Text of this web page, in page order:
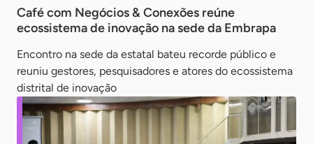
Café com Negócios & Conexões reúne
ecossistema de inovação na sede da Embrapa
Encontro na sede da estatal bateu recorde público e
reuniu gestores, pesquisadores e atores do ecossistema
distrital de inovação